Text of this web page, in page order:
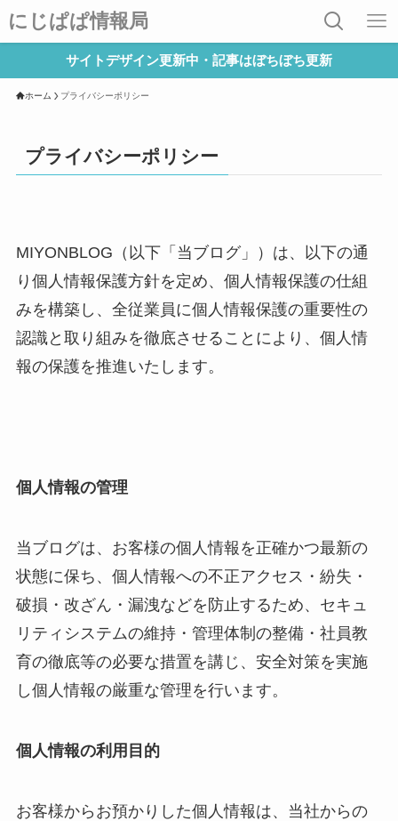
にじぱぱ情報局
サイトデザイン更新中・記事はぼちぼち更新
ホーム プライバシーポリシー
プライバシーポリシー
MIYONBLOG（以下「当ブログ」）は、以下の通
り個人情報保護方針を定め、個人情報保護の仕組
みを構築し、全従業員に個人情報保護の重要性の
認識と取り組みを徹底させることにより、個人情
報の保護を推進いたします。
個人情報の管理
当ブログは、お客様の個人情報を正確かつ最新の
状態に保ち、個人情報への不正アクセス・紛失・
破損・改ざん・漏洩などを防止するため、セキュ
リティシステムの維持・管理体制の整備・社員教
育の徹底等の必要な措置を講じ、安全対策を実施
し個人情報の厳重な管理を行います。
個人情報の利用目的
お客様からお預かりした個人情報は、当社からの